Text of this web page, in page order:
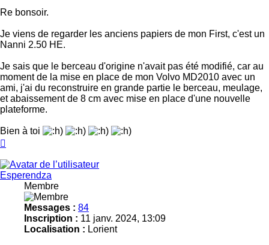
Re bonsoir.
Je viens de regarder les anciens papiers de mon First, c'est un
Nanni 2.50 HE.
Je sais que le berceau d'origine n'avait pas été modifié, car au
moment de la mise en place de mon Volvo MD2010 avec un
ami, j'ai du reconstruire en grande partie le berceau, meulage,
et abaissement de 8 cm avec mise en place d'une nouvelle
plateforme.
Bien à toi
Esperendza
Membre
Messages : 84
Inscription : 11 janv. 2024, 13:09
Localisation : Lorient